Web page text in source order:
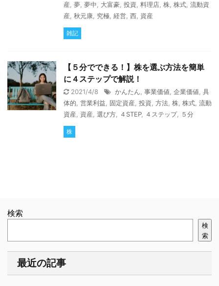
産 夢 夢中 大富豪 投資 料理店 株 株式 流動資
産 秋元康 究極 経営 西 資産
雑記
【５分でできる！】株を選ぶ方法を簡単
に４ステップで解説！
2021/4/8 かんたん 事業価値 企業価値 具
体的 営業利益 固定資産 投資 方法 株 株式 流動
資産
資産 選び方 ４STEP, ４ステップ, ５分
株
検索
検
索
最近の記事